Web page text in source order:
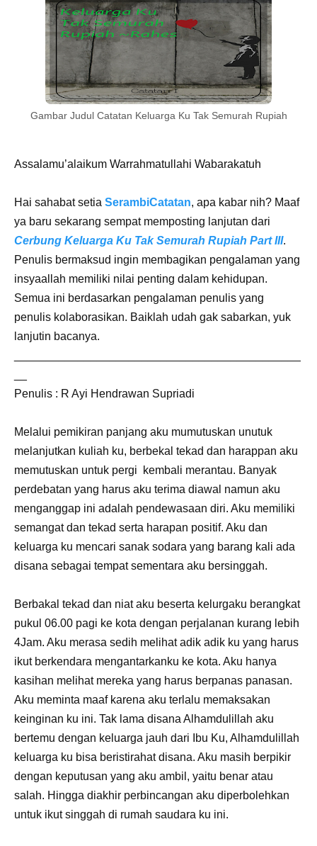
Gambar Judul Catatan Keluarga Ku Tak Semurah Rupiah
Assalamu’alaikum Warrahmatullahi Wabarakatuh
Hai sahabat setia SerambiCatatan, apa kabar nih? Maaf
ya baru sekarang sempat memposting lanjutan dari
Cerbung Keluarga Ku Tak Semurah Rupiah Part III.
Penulis bermaksud ingin membagikan pengalaman yang
insyaallah memiliki nilai penting dalam kehidupan.
Semua ini berdasarkan pengalaman penulis yang
penulis kolaborasikan. Baiklah udah gak sabarkan, yuk
lanjutin bacanya.
Penulis : R Ayi Hendrawan Supriadi
Melalui pemikiran panjang aku mumutuskan unutuk
melanjutkan kuliah ku, berbekal tekad dan harappan aku
memutuskan untuk pergi
kembali merantau. Banyak
perdebatan yang harus aku terima diawal namun aku
menganggap ini adalah pendewasaan diri. Aku memiliki
semangat dan tekad serta harapan positif. Aku dan
keluarga ku mencari sanak sodara yang barang kali ada
disana sebagai tempat sementara aku bersinggah.
Berbakal tekad dan niat aku beserta kelurgaku berangkat
pukul 06.00 pagi ke kota dengan perjalanan kurang lebih
4Jam. Aku merasa sedih melihat adik adik ku yang harus
ikut berkendara mengantarkanku ke kota. Aku hanya
kasihan melihat mereka yang harus berpanas panasan.
Aku meminta maaf karena aku terlalu memaksakan
keinginan ku ini. Tak lama disana Alhamdulillah aku
bertemu dengan keluarga jauh dari Ibu Ku, Alhamdulillah
keluarga ku bisa beristirahat disana. Aku masih berpikir
dengan keputusan yang aku ambil, yaitu benar atau
salah. Hingga diakhir perbincangan aku diperbolehkan
untuk ikut singgah di rumah saudara ku ini.